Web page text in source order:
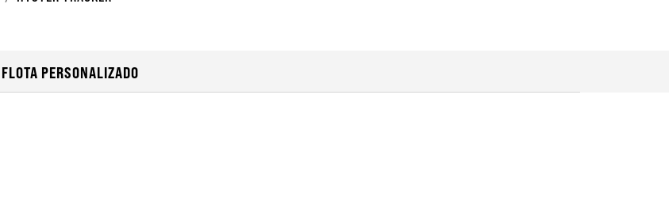
PERSONALIZADO